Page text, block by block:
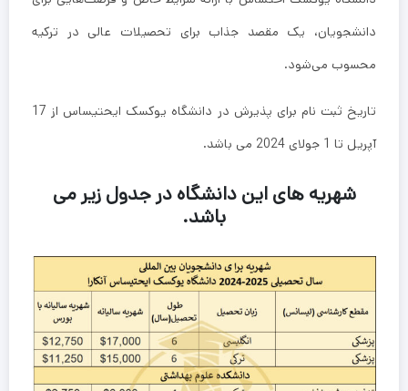
دانشجویان، یک مقصد جذاب برای تحصیلات عالی در ترکیه
محسوب می‌شود.
تاریخ ثبت نام برای پذیرش در دانشگاه یوکسک ایحتیساس از 17
آپریل تا 1 جولای 2024 می باشد.
شهریه های این دانشگاه در جدول زیر می
باشد.